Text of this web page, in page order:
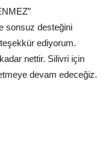
sonsuz desteğini
ediyorum.
nettir. Silivri için
devam edeceğiz.